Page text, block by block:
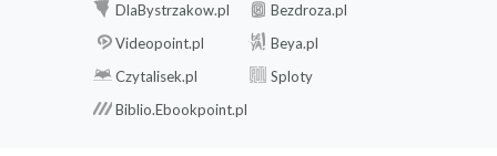
DlaBystrzakow.pl
Bezdroza.pl
Videopoint.pl
Beya.pl
Czytalisek.pl
Sploty
Biblio.Ebookpoint.pl